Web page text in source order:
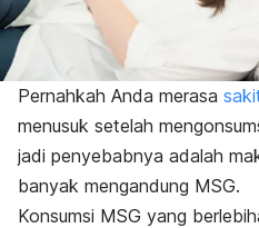
Pernahkah Anda merasa
menusuk setelah
jadi penyebabnya adalah
banyak mengandung MSG.
Konsumsi MSG yang